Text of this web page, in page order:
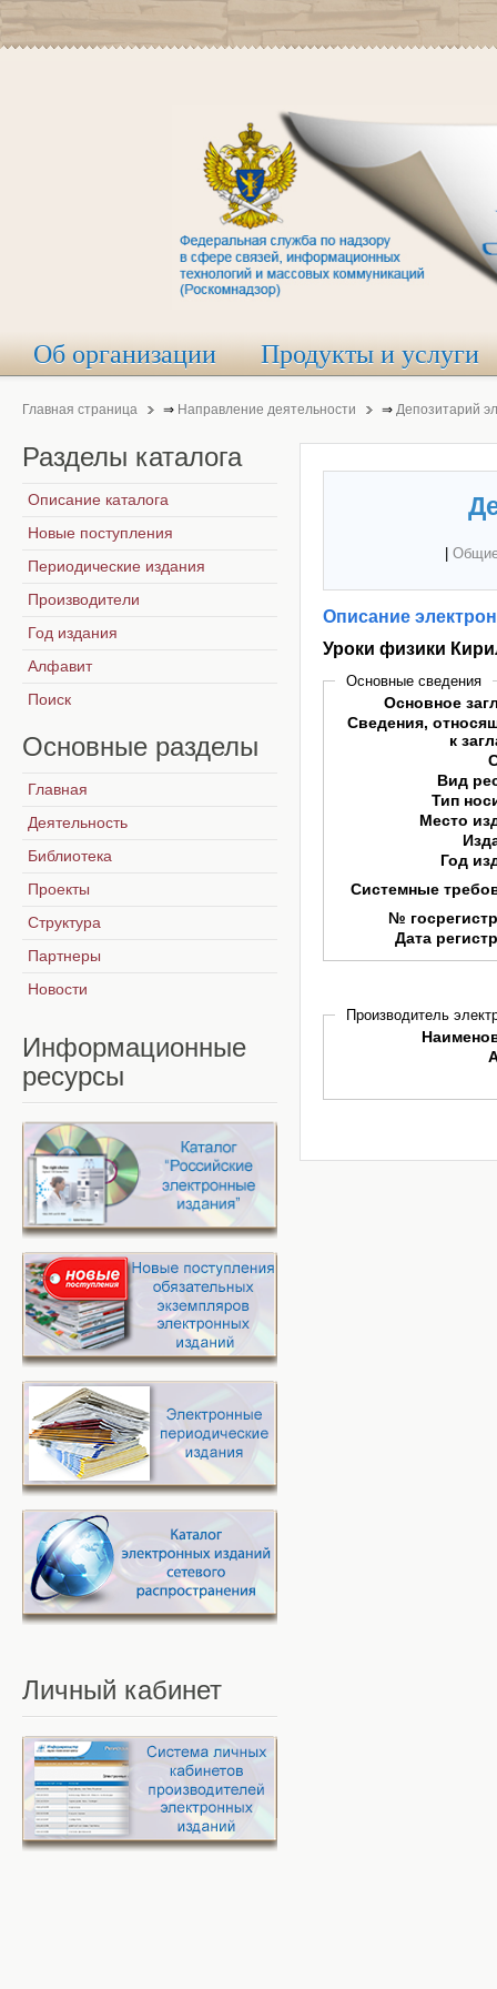
Об организации Продукты и услуги
Главная страница ⇒ Направление деятельности ⇒ Депозитарий
Описание
Уроки физики
Основные сведения
Основное
Сведения,
к
Вид
Тип
Место
Год
Системные
№
Дата
Производитель
Разделы каталога
Описание каталога
Новые поступления
Периодические издания
Производители
Год издания
Алфавит
Поиск
Основные разделы
Главная
Деятельность
Библиотека
Проекты
Структура
Партнеры
Новости
Информационные
ресурсы
Личный кабинет